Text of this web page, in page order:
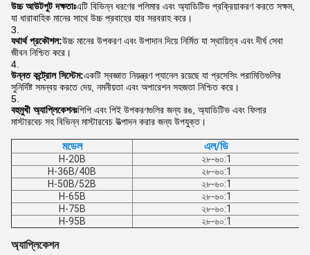
উচ্চ আউটপুট দক্ষতাঃএটি বিভিন্ন ধরণের পলিমার এবং অ্যাডিটিভ প্রক্রিয়াকরণ করতে সক্ষম,
যা ধারাবাহিক মানের সাথে উচ্চ প্রবাহের হার সরবরাহ করে।
যথার্থ প্রকৌশল:উচ্চ মানের উপকরণ এবং উপাদান দিয়ে নির্মিত যা স্থায়িত্ব এবং দীর্ঘ সেবা
জীবন নিশ্চিত করে।
উন্নত কন্ট্রোল সিস্টেম:একটি স্বজ্ঞাত নিয়ন্ত্রণ প্যানেল রয়েছে যা প্রসেসিং পরামিতিগুলির
সুনির্দিষ্ট সমন্বয় করতে দেয়, নমনীয়তা এবং অপারেশন সহজতা নিশ্চিত করে।
বহুমুখী অ্যাপ্লিকেশনঃপিপি এবং পিই উপকরণগুলির জন্য রঙ, অ্যাডিটিভ এবং ফিলার
মাস্টারবেচ সহ বিভিন্ন মাস্টারবেচ উত্পাদন করার জন্য উপযুক্ত।
মডেল এল/ডি
H-20B
২৮-৬০:1
H-36B/40B
২৮-৬০:1
H-50B/52B
২৮-৬০:1
H-65B
২৮-৬০:1
H-75B
২৮-৬০:1
H-95B
২৮-৬০:1
অ্যাপ্লিকেশন